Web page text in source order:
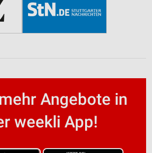
Angebote in
weekli App!